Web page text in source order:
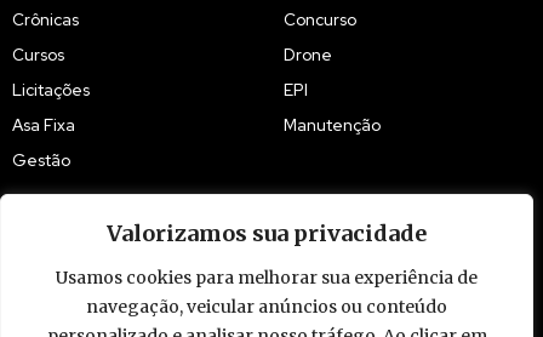
Valorizamos sua privacidade
Usamos cookies para melhorar sua experiência de
navegação, veicular anúncios ou conteúdo
Crônicas
Cursos
Licitações
Asa Fixa
Gestão
Concurso
Drone
EPI
Manutenção
© 2009 - 2026 Piloto Policial. Todos os direitos reservados. Brasil.